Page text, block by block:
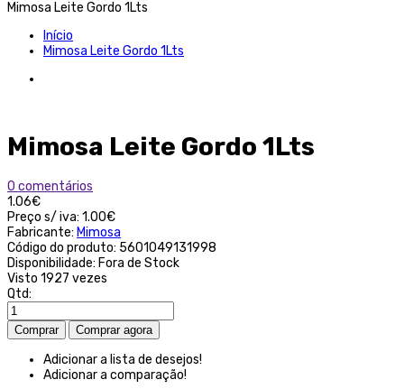
Mimosa Leite Gordo 1Lts
Início
Mimosa Leite Gordo 1Lts
Mimosa Leite Gordo 1Lts
0 comentários
1.06€
Preço s/ iva: 1.00€
Fabricante: Mimosa
Código do produto: 5601049131998
Disponibilidade: Fora de Stock
Visto 1927 vezes
Qtd:
Adicionar a lista de desejos!
Adicionar a comparação!